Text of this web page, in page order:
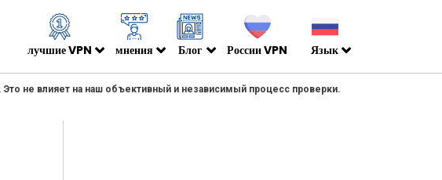
лучшие VPN мнения Блог России VPN Язык
Это не влияет на наш объективный и независимый процесс проверки.